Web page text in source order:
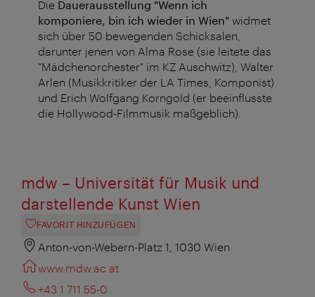
Die Dauerausstellung "Wenn ich
komponiere, bin ich wieder in Wien" widmet
sich über 50 bewegenden Schicksalen,
darunter jenen von Alma Rose (sie leitete das
"Mädchenorchester" im KZ Auschwitz), Walter
Arlen (Musikkritiker der LA Times, Komponist)
und Erich Wolfgang Korngold (er beeinflusste
die Hollywood-Filmmusik maßgeblich).
mdw – Universität für Musik und
darstellende Kunst Wien
FAVORIT HINZUFÜGEN
Anton-von-Webern-Platz 1, 1030 Wien
www.mdw.ac.at
+43 1 711 55-0